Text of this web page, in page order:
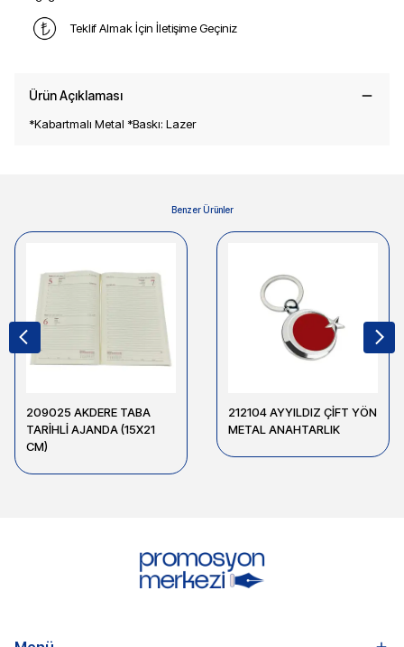
Teklif Almak İçin İletişime Geçiniz
Ürün Açıklaması
*Kabartmalı Metal *Baskı: Lazer
Benzer Ürünler
209025 AKDERE TABA
TARİHLİ AJANDA (15X21
CM)
212104 AYYILDIZ ÇİFT YÖN
METAL ANAHTARLIK